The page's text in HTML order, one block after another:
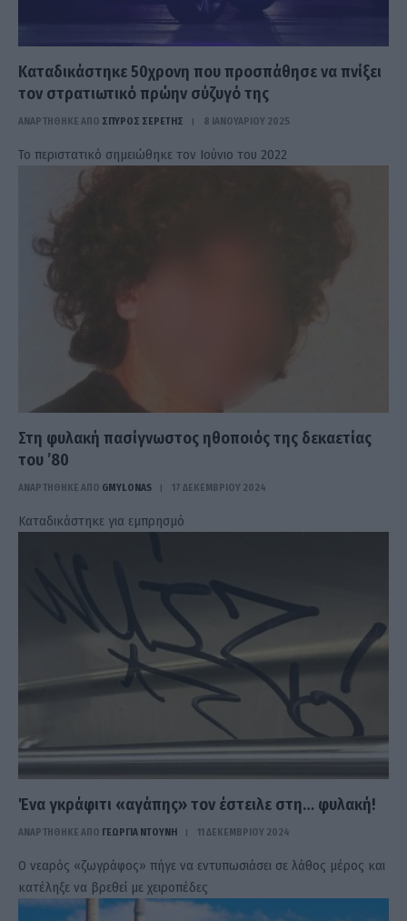
Καταδικάστηκε 50χρονη που προσπάθησε να πνίξει
τον στρατιωτικό πρώην σύζυγό της
ΑΝΑΡΤΗΘΗΚΕ ΑΠΟ ΣΠΎΡΟΣ ΣΕΡΈΤΗΣ 8 ΙΑΝΟΥΑΡΊΟΥ 2025
Το περιστατικό σημειώθηκε τον Ιούνιο του 2022
Στη φυλακή πασίγνωστος ηθοποιός της δεκαετίας
του ’80
ΑΝΑΡΤΗΘΗΚΕ ΑΠΟ GMYLONAS 17 ΔΕΚΕΜΒΡΊΟΥ 2024
Καταδικάστηκε για εμπρησμό
Ένα γκράφιτι «αγάπης» τον έστειλε στη… φυλακή!
ΑΝΑΡΤΗΘΗΚΕ ΑΠΟ ΓΕΩΡΓΊΑ ΝΤΟΎΝΗ 11 ΔΕΚΕΜΒΡΊΟΥ 2024
Ο νεαρός «ζωγράφος» πήγε να εντυπωσιάσει σε λάθος μέρος και
κατέληξε να βρεθεί με χειροπέδες